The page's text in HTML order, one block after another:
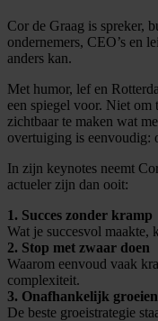
Cor de Graag is spreker,
ondernemers, CEO’s en
anders kan.
Met humor, lef en
een spiegel voor. Niet om
zichtbaar te maken wat
overtuiging is eenvoudig:
In zijn keynotes neemt
actueler zijn dan ooit:
1. Succes zonder kramp
Wat je succesvol maakte,
2. Stop met zwaar doen
Waarom eenvoud vaak
complexiteit.
3. Onafhankelijk groeien
De beste groeistrategie